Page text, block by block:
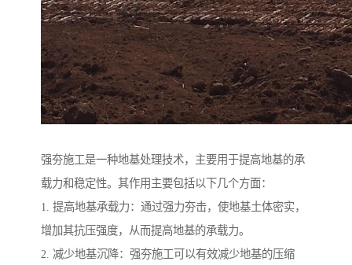
强夯施工是一种地基处理技术，主要用于提高地基的承
载力和稳定性。其作用主要包括以下几个方面：
1. 提高地基承载力：通过强力夯击，使地基土体密实，
增加其抗压强度，从而提高地基的承载力。
2. 减少地基沉降：强夯施工可以有效减少地基的压缩